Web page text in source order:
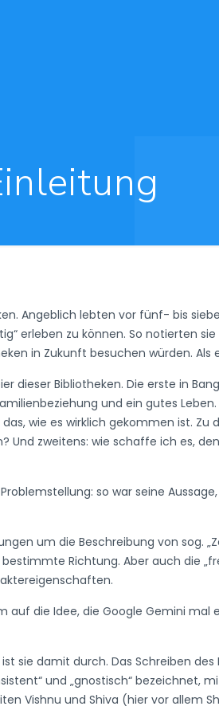
Angeblich lebten vor fünf- bis
erleben zu können. So notierten
in Zukunft besuchen würden. Als
dieser Bibliotheken. Die erste in
und ein gutes
wie es wirklich gekommen ist.
zweitens: wie schaffe ich es,
so war seine
um die Beschreibung von sog.
Richtung. Aber auch die
auf die Idee, die Google Gemini
sie damit durch. Das Schreiben
und „gnostisch“ bezeichnet,
Vishnu und Shiva (hier vor allem